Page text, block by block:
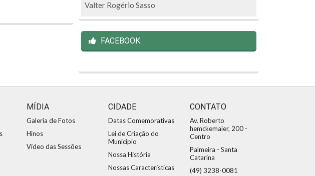
Valter Rogério Sasso
FACEBOOK
MÍDIA
Galeria de Fotos
Hinos
Vídeo das Sessões
CIDADE
Datas Comemorativas
Lei de Criação do
Municipio
Nossa História
Nossas Características
CONTATO
Av. Roberto
hemckemaier, 200 -
Centro
Palmeira - Santa
Catarina
(49) 3238-0081